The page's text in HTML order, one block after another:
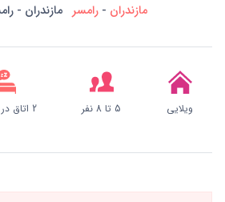
مازندران- رامسرمازندران -
ویلایی 5 تا 8 نفر 2 اتاق در 2 طبقه